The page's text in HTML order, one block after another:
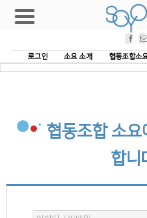
로그인
소요 소개 협동조합소
협동조합 소
합니